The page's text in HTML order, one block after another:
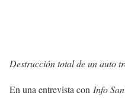
Destrucción total de un auto
En una entrevista con Info